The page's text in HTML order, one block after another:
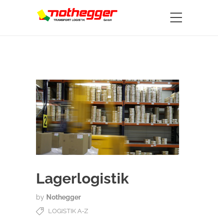
Lagerlogistik
by Nothegger
LOGISTIK A-Z